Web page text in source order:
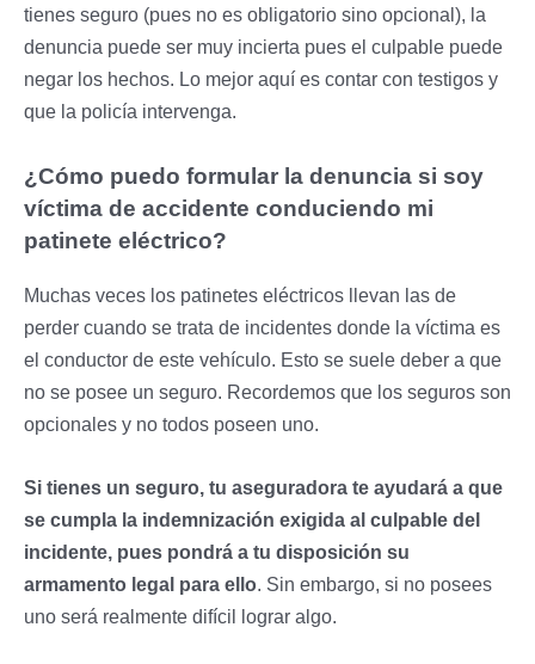
tienes seguro (pues no es obligatorio sino opcional), la
denuncia puede ser muy incierta pues el culpable puede
negar los hechos. Lo mejor aquí es contar con testigos y
que la policía intervenga.
¿Cómo puedo formular la denuncia si soy
víctima de accidente conduciendo mi
patinete eléctrico?
Muchas veces los patinetes eléctricos llevan las de
perder cuando se trata de incidentes donde la víctima es
el conductor de este vehículo. Esto se suele deber a que
no se posee un seguro. Recordemos que los seguros son
opcionales y no todos poseen uno.
Si tienes un seguro, tu aseguradora te ayudará a que
se cumpla la indemnización exigida al culpable del
incidente, pues pondrá a tu disposición su
armamento legal para ello. Sin embargo, si no posees
uno será realmente difícil lograr algo.